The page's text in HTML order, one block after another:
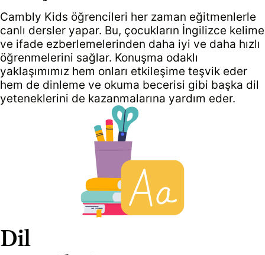
Cambly Kids öğrencileri her zaman eğitmenlerle
canlı dersler yapar. Bu, çocukların İngilizce kelime
ve ifade ezberlemelerinden daha iyi ve daha hızlı
öğrenmelerini sağlar. Konuşma odaklı
yaklaşımımız hem onları etkileşime teşvik eder
hem de dinleme ve okuma becerisi gibi başka dil
yeteneklerini de kazanmalarına yardım eder.
Dil